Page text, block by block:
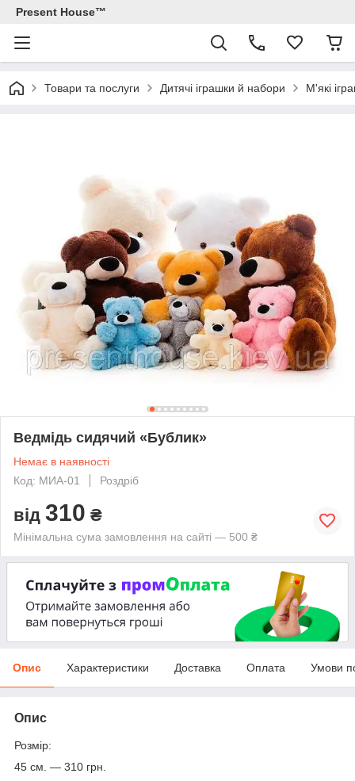
Present House™
Товари та послуги Дитячі іграшки й набори М'які
Ведмідь сидячий «Бублик»
Немає в наявності
Код: МИА-01
Роздріб
від 310 ₴
Мінімальна сума замовлення на сайті — 500 ₴
Опис Характеристики Доставка Оплата Умови
Опис
Розмір:
45 см. ― 310 грн.